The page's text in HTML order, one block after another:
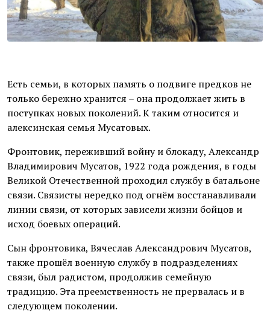
Есть семьи, в которых память о подвиге предков не
только бережно хранится – она продолжает жить в
поступках новых поколений. К таким относится и
алексинская семья Мусатовых.
Фронтовик, переживший войну и блокаду, Александр
Владимирович Мусатов, 1922 года рождения, в годы
Великой Отечественной проходил службу в батальоне
связи. Связисты нередко под огнём восстанавливали
линии связи, от которых зависели жизни бойцов и
исход боевых операций.
Сын фронтовика, Вячеслав Александрович Мусатов,
также прошёл военную службу в подразделениях
связи, был радистом, продолжив семейную
традицию. Эта преемственность не прервалась и в
следующем поколении.